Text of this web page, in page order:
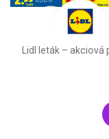
Lidl leták –⁠ akciová